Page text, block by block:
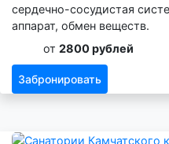
сердечно-сосудистая
аппарат, обмен веществ.
от 2800 рублей
Забронировать